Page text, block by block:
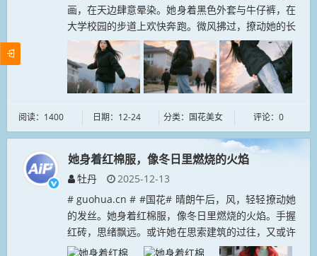
画，在天边肆意晕染。她身着黑色外套与牛仔裤，在
大学校园的步道上欢快奔跑。微风拂过，撩动她的长
发，青春的面庞满是朝气。四周同学渐多，或匆忙赶
路，或轻声交谈，...
阅读：1400 日期：12-24 分类：国花美女 评论：0
她身着红棉服，像冬日里燃烧的火焰
牡丹
2025-12-13
# guohua.cn # #国花# 晴朗午后，风，轻轻撩动她
的发丝。她身着红棉服，像冬日里燃烧的火焰。手握
红砖，思绪飘远。或许她在思索建筑的过往，又或许
在想象它未来的模样。在这片静谧中，她与时光对